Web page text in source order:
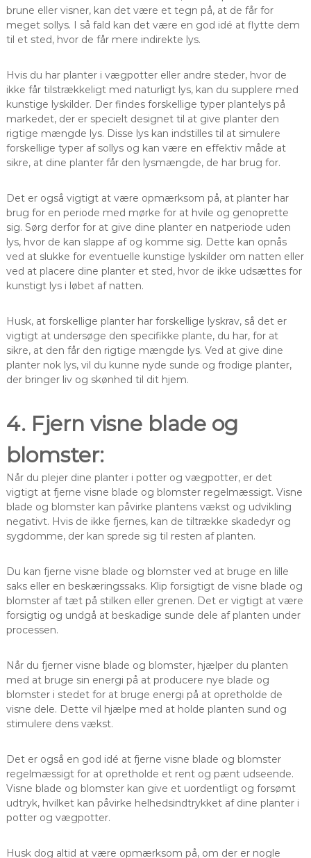
brune eller visner, kan det være et tegn på, at de får for
meget sollys. I så fald kan det være en god idé at flytte dem
til et sted, hvor de får mere indirekte lys.
Hvis du har planter i vægpotter eller andre steder, hvor de
ikke får tilstrækkeligt med naturligt lys, kan du supplere med
kunstige lyskilder. Der findes forskellige typer plantelys på
markedet, der er specielt designet til at give planter den
rigtige mængde lys. Disse lys kan indstilles til at simulere
forskellige typer af sollys og kan være en effektiv måde at
sikre, at dine planter får den lysmængde, de har brug for.
Det er også vigtigt at være opmærksom på, at planter har
brug for en periode med mørke for at hvile og genoprette
sig. Sørg derfor for at give dine planter en natperiode uden
lys, hvor de kan slappe af og komme sig. Dette kan opnås
ved at slukke for eventuelle kunstige lyskilder om natten eller
ved at placere dine planter et sted, hvor de ikke udsættes for
kunstigt lys i løbet af natten.
Husk, at forskellige planter har forskellige lyskrav, så det er
vigtigt at undersøge den specifikke plante, du har, for at
sikre, at den får den rigtige mængde lys. Ved at give dine
planter nok lys, vil du kunne nyde sunde og frodige planter,
der bringer liv og skønhed til dit hjem.
4. Fjern visne blade og
blomster:
Når du plejer dine planter i potter og vægpotter, er det
vigtigt at fjerne visne blade og blomster regelmæssigt. Visne
blade og blomster kan påvirke plantens vækst og udvikling
negativt. Hvis de ikke fjernes, kan de tiltrække skadedyr og
sygdomme, der kan sprede sig til resten af planten.
Du kan fjerne visne blade og blomster ved at bruge en lille
saks eller en beskæringssaks. Klip forsigtigt de visne blade og
blomster af tæt på stilken eller grenen. Det er vigtigt at være
forsigtig og undgå at beskadige sunde dele af planten under
processen.
Når du fjerner visne blade og blomster, hjælper du planten
med at bruge sin energi på at producere nye blade og
blomster i stedet for at bruge energi på at opretholde de
visne dele. Dette vil hjælpe med at holde planten sund og
stimulere dens vækst.
Det er også en god idé at fjerne visne blade og blomster
regelmæssigt for at opretholde et rent og pænt udseende.
Visne blade og blomster kan give et uordentligt og forsømt
udtryk, hvilket kan påvirke helhedsindtrykket af dine planter i
potter og vægpotter.
Husk dog altid at være opmærksom på, om der er nogle